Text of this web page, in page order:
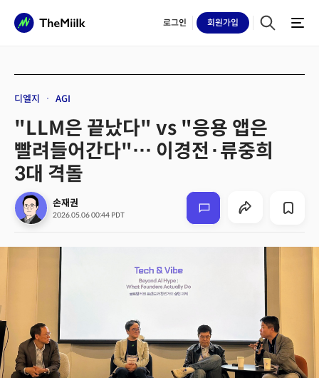
로그인 회원가입
디엘지 AGI
"LLM은 끝났다" vs "응용 앱은
빨려들어간다"… 이경전·류중희
3대 격돌
손재권
2026.05.06 00:44 PDT